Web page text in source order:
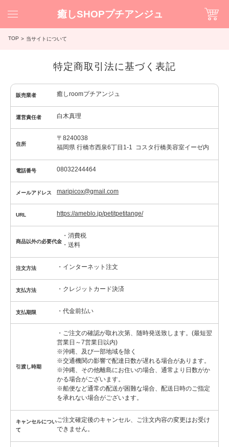
癒しSHOPプチアンジュ
TOP 当サイトについて
特定商取引法に基づく表記
販売業者 癒しroomプチアンジュ
運営責任者 白木真理
住所
〒8240038
福岡県 行橋市西泉6丁目1-1 コスタ行橋美容室イーゼ内
電話番号 08032244464
メールアドレス maripicox@gmail.com
URL https://ameblo.jp/petitpetitange/
商品以外の必要代金
・消費税
・送料
注文方法 ・インターネット注文
支払方法 ・クレジットカード決済
支払期限 ・代金前払い
引渡し時期
・ご注文の確認が取れ次第、随時発送致します。(最短翌
営業日～7営業日以内)
※沖縄、及び一部地域を除く
※交通機関の影響で配達日数が遅れる場合があります。
※沖縄、その他離島にお住いの場合、通常より日数がか
かる場合がございます。
※船便など通常の配送が困難な場合、配送日時のご指定
を承れない場合がございます。
キャンセルについ
て
ご注文確定後のキャンセル、ご注文内容の変更はお受け
できません。